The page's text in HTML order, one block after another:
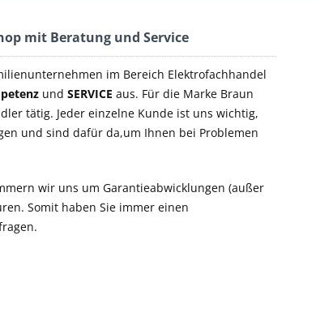
mit Beratung und Service
im Bereich Elektrofachhandel
und SERVICE aus. Für die Marke Braun
tätig. Jeder einzelne Kunde ist uns wichtig,
und sind dafür da,um Ihnen bei Problemen
wir uns um Garantieabwicklungen (außer
Somit haben Sie immer einen